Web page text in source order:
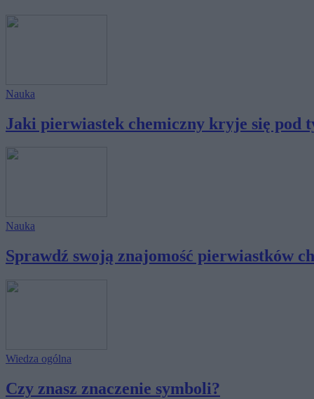
Nauka
Jaki pierwiastek chemiczny kryje się pod
Nauka
Sprawdź swoją znajomość pierwiastków
Wiedza ogólna
Czy znasz znaczenie symboli?